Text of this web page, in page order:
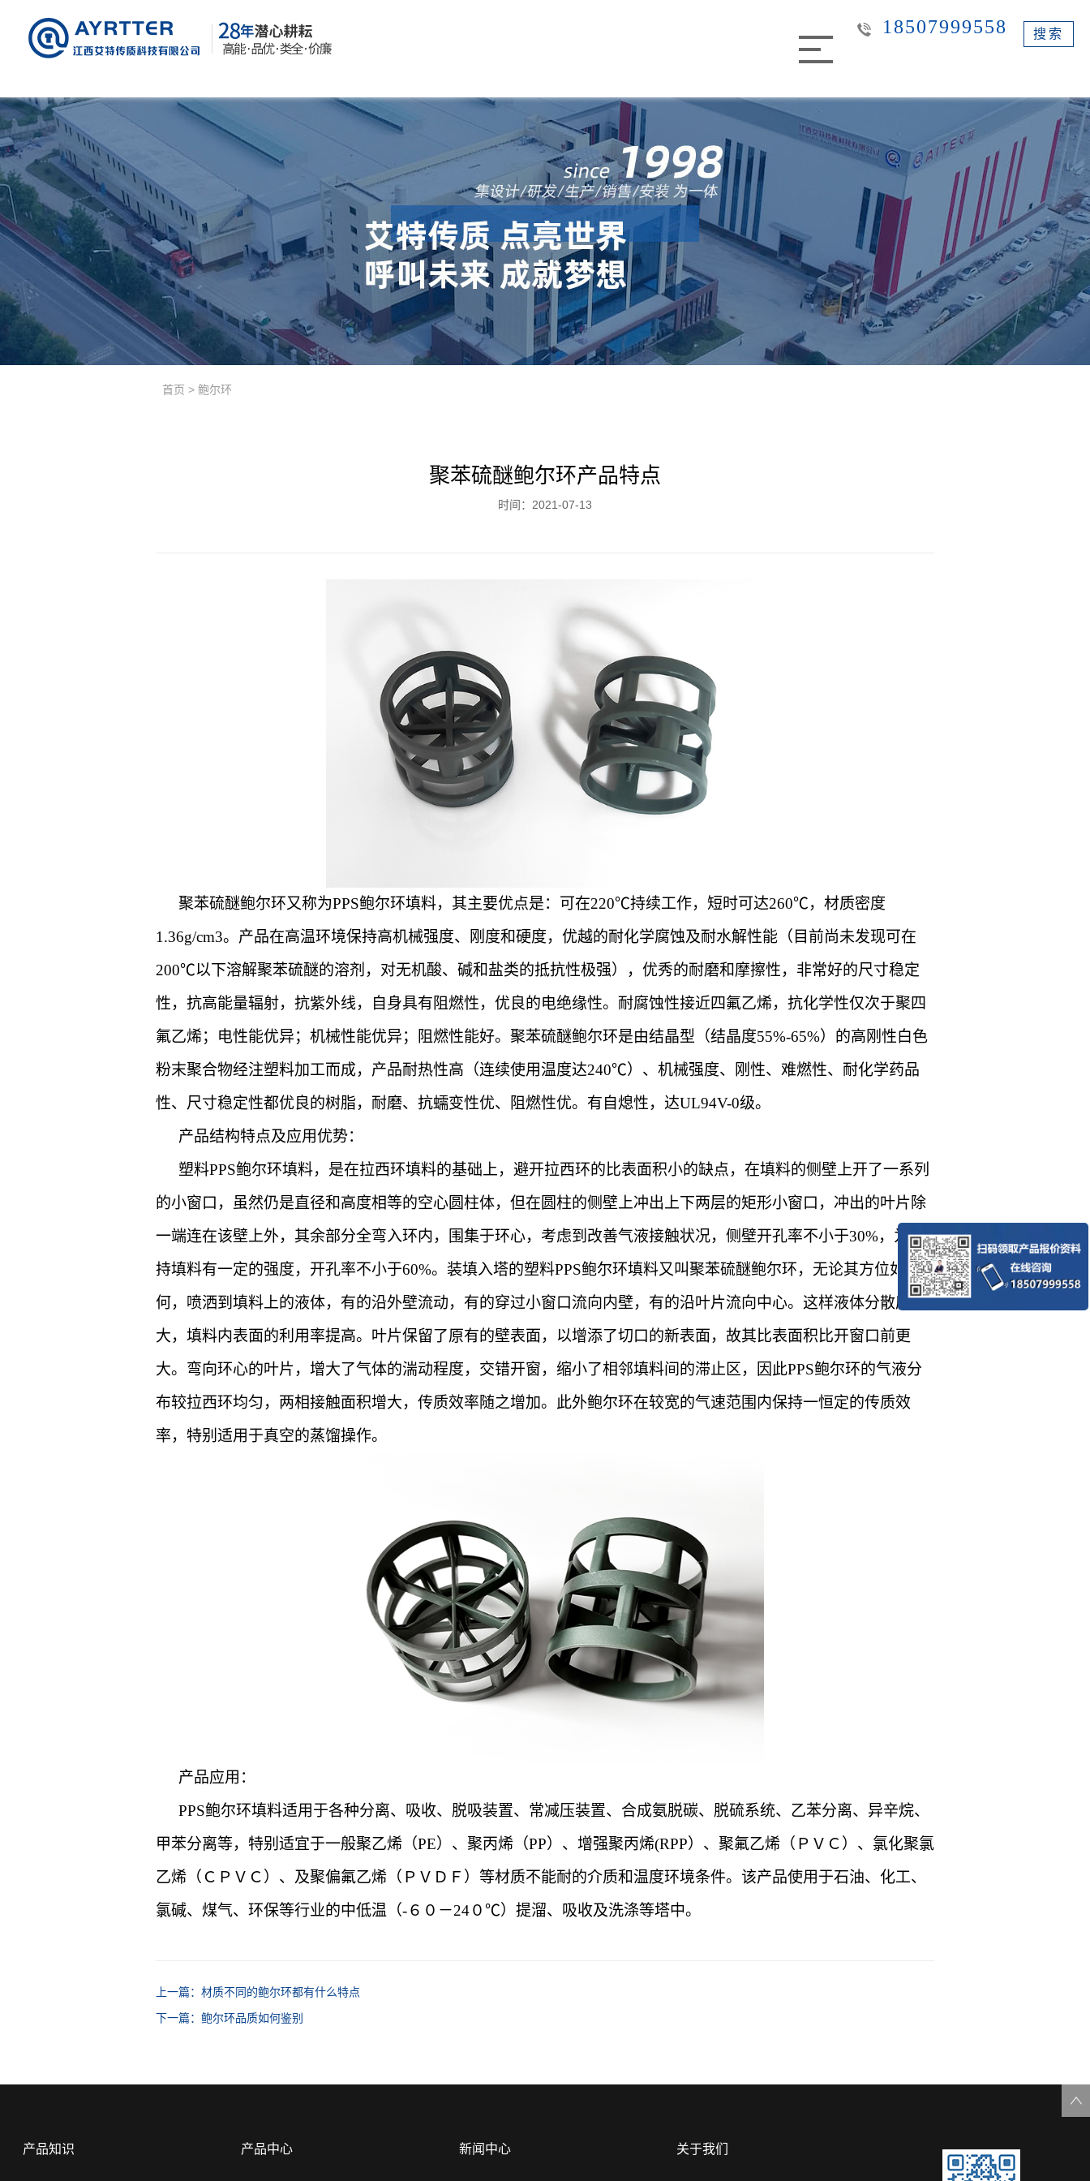
18507999558 搜索
首页 > 鲍尔环
聚苯硫醚鲍尔环产品特点
时间：2021-07-13
聚苯硫醚鲍尔环又称为PPS鲍尔环填料，其主要优点是：可在220℃持续工作，短时可达260℃，材质密度
1.36g/cm3。产品在高温环境保持高机械强度、刚度和硬度，优越的耐化学腐蚀及耐水解性能（目前尚未发现可在
200℃以下溶解聚苯硫醚的溶剂，对无机酸、碱和盐类的抵抗性极强），优秀的耐磨和摩擦性，非常好的尺寸稳定
性，抗高能量辐射，抗紫外线，自身具有阻燃性，优良的电绝缘性。耐腐蚀性接近四氟乙烯，抗化学性仅次于聚四
氟乙烯；电性能优异；机械性能优异；阻燃性能好。 聚苯硫醚鲍尔环是由结晶型（结晶度55%-65%）的高刚性白色
粉末聚合物经注塑料加工而成，产品耐热性高（连续使用温度达240℃）、机械强度、刚性、难燃性、耐化学药品
性、尺寸稳定性都优良的树脂，耐磨、抗蠕变性优、阻燃性优。有自熄性，达UL94V-0级。
产品结构特点及应用优势：
塑料PPS鲍尔环填料，是在拉西环填料的基础上，避开拉西环的比表面积小的缺点，在填料的侧壁上开了一系列
的小窗口，虽然仍是直径和高度相等的空心圆柱体，但在圆柱的侧壁上冲出上下两层的矩形小窗口，冲出的叶片除
一端连在该壁上外，其余部分全弯入环内，围集于环心，考虑到改善气液接触状况，侧壁开孔率不小于30%，为保
持填料有一定的强度，开孔率不小于60%。装填入塔的塑料PPS鲍尔环填料又叫聚苯硫醚鲍尔环，无论其方位如
何，喷洒到填料上的液体，有的沿外壁流动，有的穿过小窗口流向内壁，有的沿叶片流向中心。这样液体分散度增
大，填料内表面的利用率提高。叶片保留了原有的壁表面，以增添了切口的新表面，故其比表面积比开窗口前更
大。弯向环心的叶片，增大了气体的湍动程度，交错开窗，缩小了相邻填料间的滞止区，因此PPS鲍尔环的气液分
布较拉西环均匀，两相接触面积增大，传质效率随之增加。此外鲍尔环在较宽的气速范围内保持一恒定的传质效
率，特别适用于真空的蒸馏操作。
产品应用：
PPS鲍尔环填料适用于各种分离、吸收、脱吸装置、常减压装置、合成氨脱碳、脱硫系统、乙苯分离、异辛烷、
甲苯分离等，特别适宜于一般聚乙烯（PE）、聚丙烯（PP）、增强聚丙烯(RPP）、聚氟乙烯（ＰＶＣ）、氯化聚氯
乙烯（ＣＰＶＣ）、及聚偏氟乙烯（ＰＶＤＦ）等材质不能耐的介质和温度环境条件。该产品使用于石油、化工、
氯碱、煤气、环保等行业的中低温（-６０－24０℃）提溜、吸收及洗涤等塔中。
上一篇：材质不同的鲍尔环都有什么特点
下一篇：鲍尔环品质如何鉴别
产品知识 产品中心 新闻中心 关于我们